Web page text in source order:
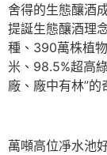
舍得的生態釀酒
提誕生態釀酒理
種、390萬株植
米、98.5%超高
廠、廠中有林”的
萬噸高位凈水池